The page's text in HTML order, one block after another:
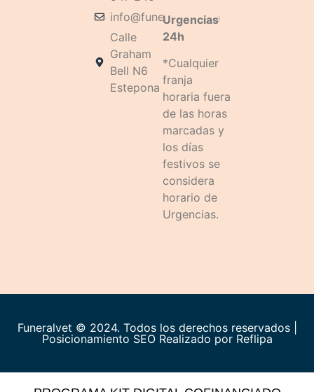
info@funeralvet.com
Calle
Graham
Bell N6
Estepona
Urgencias
24h
*Cualquier
franja
horaria fuera
de las horas
marcadas y
los días
festivos se
considera
horario de
Urgencias.
Funeralvet © 2024. Todos los derechos reservados |
Posicionamiento SEO Realizado por Reflipa